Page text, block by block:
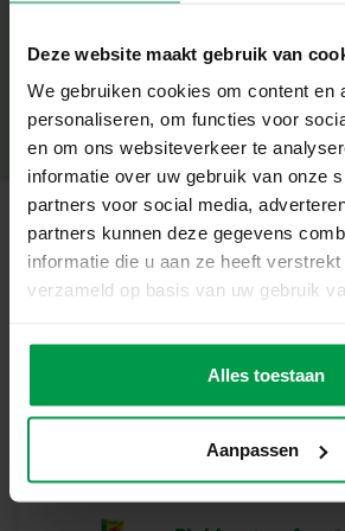
Deze website maakt gebruik van
We gebruiken cookies om content en
personaliseren, om functies voor
en om ons websiteverkeer te
informatie over uw gebruik van onze
partners voor social media,
partners kunnen deze gegevens
informatie die u aan ze heeft
verzameld op basis van uw gebruik
Alles toestaan
Aanpassen
Wat deze Set Geweldig Maakt
– Het boekje is makkelijk mee te
blijven door het boekje goed bij elkaar
– De squizy foam hoorn komt terug in
het nog kleurrijker maakt
– Maak de kleurplaten nog leuker met
– Kleurplaten met dikke lijnen, wat het
Naast het plezier van kleuren en
ontwikkel je ook je fijne motoriek en
Bovendien zorgt het versieren van je
Inhoud van de Set
Productnummer|
00111
Deel dit product
Gerelateerde
Vingerverf
kleuren x 110ml